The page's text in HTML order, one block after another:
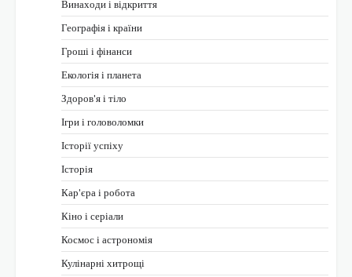
Винаходи і відкриття
Географія і країни
Гроші і фінанси
Екологія і планета
Здоров'я і тіло
Ігри і головоломки
Історії успіху
Історія
Кар'єра і робота
Кіно і серіали
Космос і астрономія
Кулінарні хитрощі